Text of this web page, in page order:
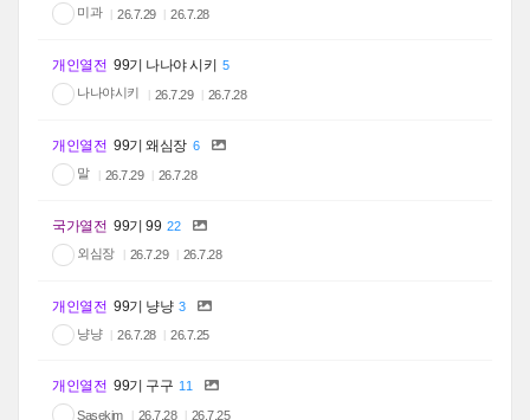
미과
26.7.29 26.7.28
개인열전 99기 나나야 시키 5
나나야시키
26.7.29 26.7.28
개인열전 99기 왜심장 6
말
26.7.29 26.7.28
국가열전 99기 99 22
외심장
26.7.29 26.7.28
개인열전 99기 냥냥 3
냥냥
26.7.28 26.7.25
개인열전 99기 구구 11
Sasekim 26.7.28 26.7.25